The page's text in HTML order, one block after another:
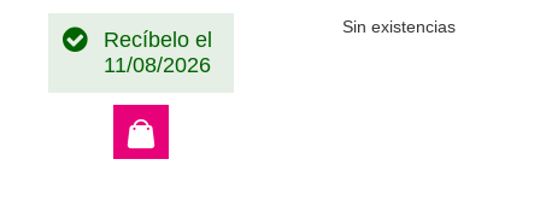
Recíbelo el
11/08/2026
Sin existencias